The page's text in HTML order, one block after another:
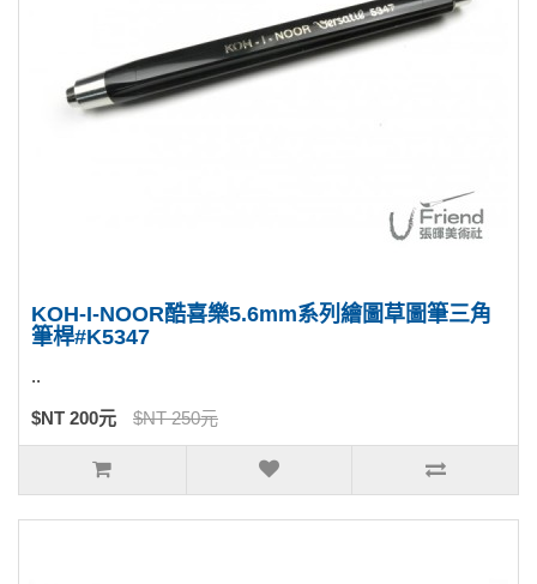
KOH-I-NOOR酷喜樂5.6mm系列繪圖草圖筆三角
筆桿#K5347
..
$NT 200元 $NT 250元